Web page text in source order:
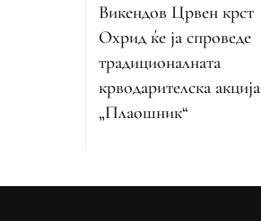
Викендов Црвен крст
Охрид ќе ја спроведе
традиционалната
крводарителска акција
„Плаошник“